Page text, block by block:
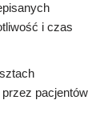
i czas
pacjentów